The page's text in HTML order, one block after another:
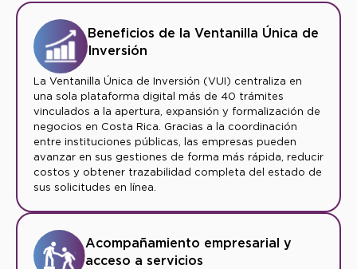
Beneficios de la Ventanilla Única de
Inversión
La Ventanilla Única de Inversión (VUI) centraliza en
una sola plataforma digital más de 40 trámites
vinculados a la apertura, expansión y formalización de
negocios en Costa Rica. Gracias a la coordinación
entre instituciones públicas, las empresas pueden
avanzar en sus gestiones de forma más rápida, reducir
costos y obtener trazabilidad completa del estado de
sus solicitudes en línea.
Acompañamiento empresarial y
acceso a servicios